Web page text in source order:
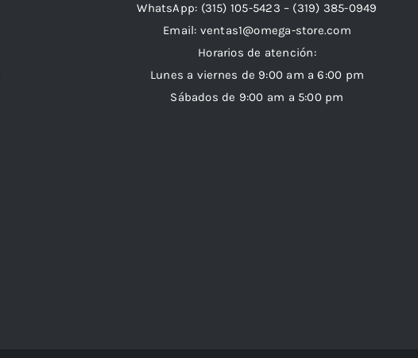
WhatsApp: (315) 105-5423 – (319) 385-0949
Email: ventas1@omega-store.com
Horarios de atención:
Lunes a viernes de 9:00 am a 6:00 pm
Sábados de 9:00 am a 5:00 pm